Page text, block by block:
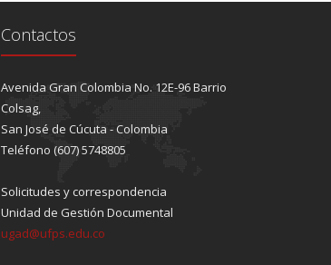
Contactos
Avenida Gran Colombia No. 12E-96 Barrio
Colsag,
San José de Cúcuta - Colombia
Teléfono (607) 5748805
Solicitudes y correspondencia
Unidad de Gestión Documental
ugad@ufps.edu.co